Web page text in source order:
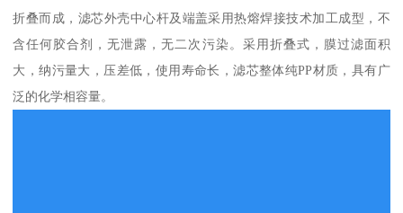
折叠而成，滤芯外壳中心杆及端盖采用热熔焊接技术加工成型，不
含任何胶合剂，无泄露，无二次污染。采用折叠式，膜过滤面积
大，纳污量大，压差低，使用寿命长，滤芯整体纯PP材质，具有广
泛的化学相容量。